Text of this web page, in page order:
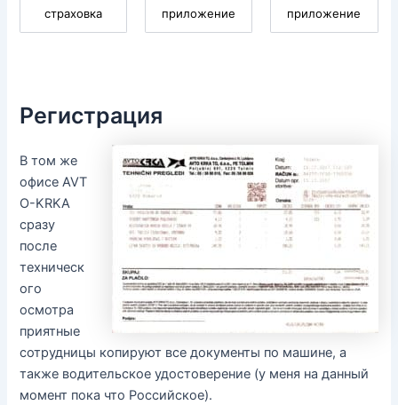
страховка приложение приложение
Регистрация
В том же
офисе AVT
O-KRKA
сразу
после
техническ
ого
осмотра
приятные
сотрудницы копируют все документы по машине, а
также водительское удостоверение (у меня на данный
момент пока что Российское).